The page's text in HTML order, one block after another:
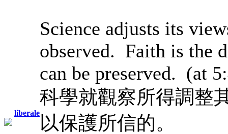
liberale
Science adjusts its
observed. Faith is the
can be preserved. (at
科學就觀察所得調整
以保護所信的。